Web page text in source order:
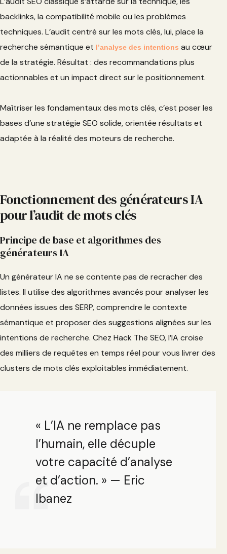
backlinks, la compatibilité mobile ou les problèmes
techniques. L’audit centré sur les mots clés, lui, place la
recherche sémantique et l’analyse des intentions au cœur
de la stratégie. Résultat : des recommandations plus
actionnables et un impact direct sur le positionnement.
Maîtriser les fondamentaux des mots clés, c’est poser les
bases d’une stratégie SEO solide, orientée résultats et
adaptée à la réalité des moteurs de recherche.
Fonctionnement des générateurs IA
pour l’audit de mots clés
Principe de base et algorithmes des
générateurs IA
Un générateur IA ne se contente pas de recracher des
listes. Il utilise des algorithmes avancés pour analyser les
données issues des SERP, comprendre le contexte
sémantique et proposer des suggestions alignées sur les
intentions de recherche. Chez Hack The SEO, l’IA croise
des milliers de requêtes en temps réel pour vous livrer des
clusters de mots clés exploitables immédiatement.
« L’IA ne remplace pas
l’humain, elle décuple
votre capacité d’analyse
et d’action. » — Eric
Ibanez